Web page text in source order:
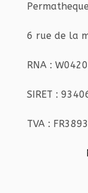
6 rue de la
RNA :
SIRET :
TVA :